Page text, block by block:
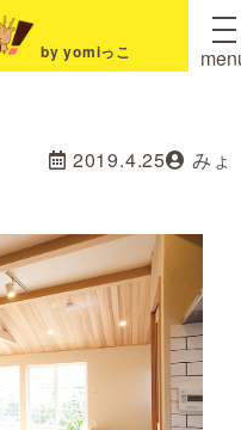
by yomiっこ
2019.4.25 みょ